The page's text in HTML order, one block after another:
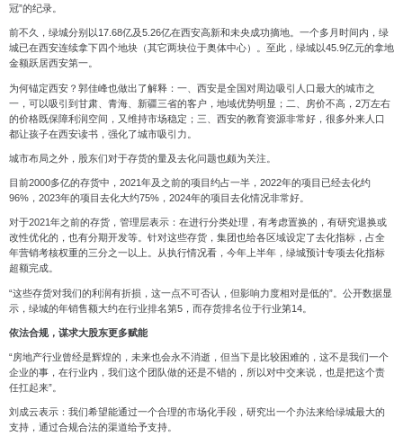
冠”的纪录。
前不久，绿城分别以17.68亿及5.26亿在西安高新和未央成功摘地。一个多月时间内，绿
城已在西安连续拿下四个地块（其它两块位于奥体中心）。至此，绿城以45.9亿元的拿地
金额跃居西安第一。
为何锚定西安？郭佳峰也做出了解释：一、西安是全国对周边吸引人口最大的城市之
一，可以吸引到甘肃、青海、新疆三省的客户，地域优势明显；二、房价不高， 2万左右
的价格既保障利润空间，又维持市场稳定；三、西安的教育资源非常好，很多外来人口
都让孩子在西安读书，强化了城市吸引力。
城市布局之外，股东们对于存货的量及去化问题也颇为关注。
目前2000多亿的存货中， 2021年及之前的项目约占一半， 2022年的项目已经去化约
96%， 2023年的项目去化大约75%， 2024年的项目去化情况非常好。
对于2021 年之前的存货，管理层表示：在进行分类处理，有考虑置换的，有研究退换或
改性优化的，也有分期开发等。针对这些存货，集团也给各区域设定了去化指标，占全
年营销考核权重的三分之一以上。从执行情况看，今年上半年，绿城预计专项去化指标
超额完成。
“这些存货对我们的利润有折损，这一点不可否认，但影响力度相对是低的”。公开数据显
示， 绿城的年销售额大约在行业排名第5，而存货排名位于行业第14。
依法合规，谋求大股东更多赋能
“房地产行业曾经是辉煌的，未来也会永不消逝，但当下是比较困难的，这不是我们一个
企业的事，在行业内，我们这个团队做的还是不错的，所以对中交来说，也是把这个责
任扛起来”。
刘成云表示：我们希望能通过一个合理的市场化手段，研究出一个办法来给绿城最大的
支持，通过合规合法的渠道给予支持。